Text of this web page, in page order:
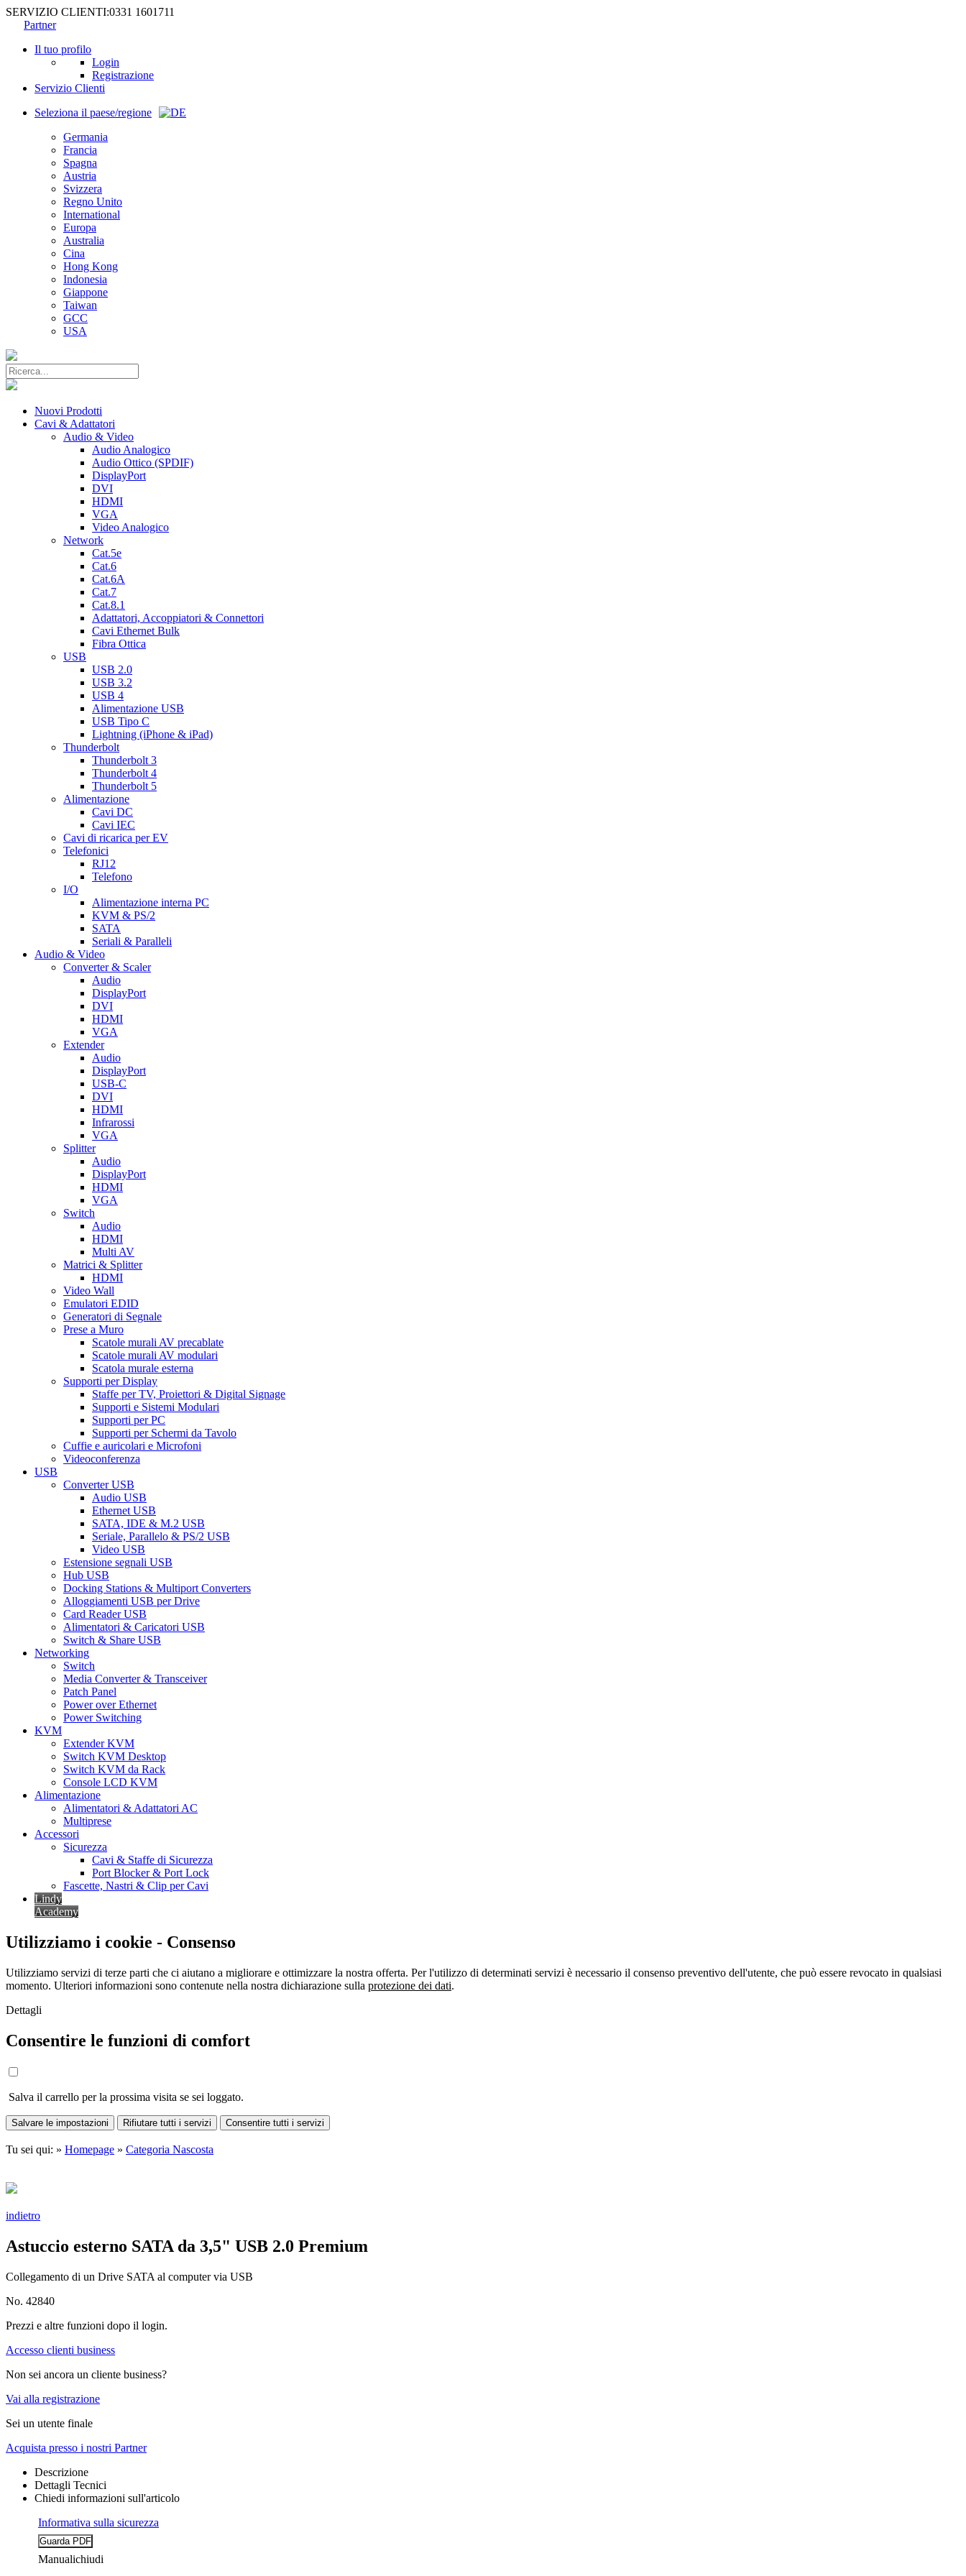
SERVIZIO CLIENTI:0331 1601711
Partner
Il tuo profilo
Login
Registrazione
Servizio Clienti
Seleziona il paese/regione
Germania
Francia
Spagna
Austria
Svizzera
Regno Unito
International
Europa
Australia
Cina
Hong Kong
Indonesia
Giappone
Taiwan
GCC
USA
Nuovi Prodotti
Cavi & Adattatori
Audio & Video
Audio Analogico
Audio Ottico (SPDIF)
DisplayPort
DVI
HDMI
VGA
Video Analogico
Network
Cat.5e
Cat.6
Cat.6A
Cat.7
Cat.8.1
Adattatori, Accoppiatori & Connettori
Cavi Ethernet Bulk
Fibra Ottica
USB
USB 2.0
USB 3.2
USB 4
Alimentazione USB
USB Tipo C
Lightning (iPhone & iPad)
Thunderbolt
Thunderbolt 3
Thunderbolt 4
Thunderbolt 5
Alimentazione
Cavi DC
Cavi IEC
Cavi di ricarica per EV
Telefonici
RJ12
Telefono
I/O
Alimentazione interna PC
KVM & PS/2
SATA
Seriali & Paralleli
Audio & Video
Converter & Scaler
Audio
DisplayPort
DVI
HDMI
VGA
Extender
Audio
DisplayPort
USB-C
DVI
HDMI
Infrarossi
VGA
Splitter
Audio
DisplayPort
HDMI
VGA
Switch
Audio
HDMI
Multi AV
Matrici & Splitter
HDMI
Video Wall
Emulatori EDID
Generatori di Segnale
Prese a Muro
Scatole murali AV precablate
Scatole murali AV modulari
Scatola murale esterna
Supporti per Display
Staffe per TV, Proiettori & Digital Signage
Supporti e Sistemi Modulari
Supporti per PC
Supporti per Schermi da Tavolo
Cuffie e auricolari e Microfoni
Videoconferenza
USB
Converter USB
Audio USB
Ethernet USB
SATA, IDE & M.2 USB
Seriale, Parallelo & PS/2 USB
Video USB
Estensione segnali USB
Hub USB
Docking Stations & Multiport Converters
Alloggiamenti USB per Drive
Card Reader USB
Alimentatori & Caricatori USB
Switch & Share USB
Networking
Switch
Media Converter & Transceiver
Patch Panel
Power over Ethernet
Power Switching
KVM
Extender KVM
Switch KVM Desktop
Switch KVM da Rack
Console LCD KVM
Alimentazione
Alimentatori & Adattatori AC
Multiprese
Accessori
Sicurezza
Cavi & Staffe di Sicurezza
Port Blocker & Port Lock
Fascette, Nastri & Clip per Cavi
Lindy
Academy
Utilizziamo i cookie - Consenso
Utilizziamo servizi di terze parti che ci aiutano a migliorare e ottimizzare la nostra offerta. Per l'utilizzo di determinati servizi è necessario il consenso preventivo dell'utente, che può essere revocato in qualsiasi
momento. Ulteriori informazioni sono contenute nella nostra dichiarazione sulla protezione dei dati.
Dettagli
Consentire le funzioni di comfort
Salva il carrello per la prossima visita se sei loggato.
Salvare le impostazioni Rifiutare tutti i servizi Consentire tutti i servizi
Tu sei qui: » Homepage » Categoria Nascosta
indietro
Astuccio esterno SATA da 3,5" USB 2.0 Premium
Collegamento di un Drive SATA al computer via USB
No. 42840
Prezzi e altre funzioni dopo il login.
Accesso clienti business
Non sei ancora un cliente business?
Vai alla registrazione
Sei un utente finale
Acquista presso i nostri Partner
Descrizione
Dettagli Tecnici
Chiedi informazioni sull'articolo
Informativa sulla sicurezza
Manualichiudi